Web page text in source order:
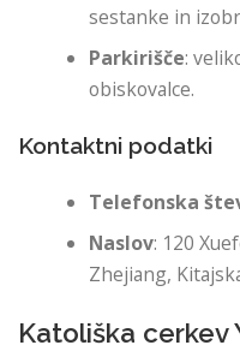
sestanke in
Parkirišče:
obiskovalce.
Kontaktni podatki
Telefonska
Naslov: 120
Zhejiang,
Katoliška cerkev